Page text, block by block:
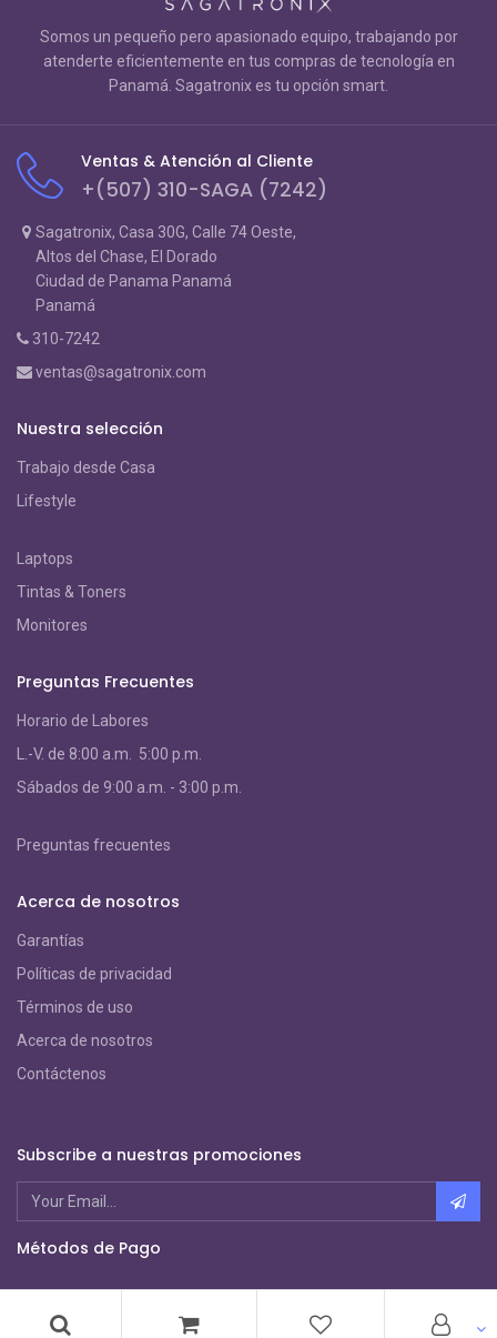
Somos un pequeño pero apasionado equipo, trabajando por
atenderte eficientemente en tus compras de tecnología en
Panamá. Sagatronix es tu opción smart.
Ventas & Atención al Cliente
+(507) 310-SAGA (7242)
Sagatronix, Casa 30G, Calle 74 Oeste,
Altos del Chase, El Dorado
Ciudad de Panama Panamá
Panamá
310-7242
ventas@sagatronix.com
Nuestra selección
Trabajo desde Casa
Lifestyle
Laptops
Tintas & Toners
Monitores
Preguntas Frecuentes
Horario de Labores
L.-V. de 8:00 a.m. 5:00 p.m.
Sábados de 9:00 a.m. - 3:00 p.m.
Preguntas frecuentes
Acerca de nosotros
Garantías
Políticas de privacidad
Términos de uso
Acerca de nosotros
Contáctenos
Subscribe a nuestras promociones
Métodos de Pago